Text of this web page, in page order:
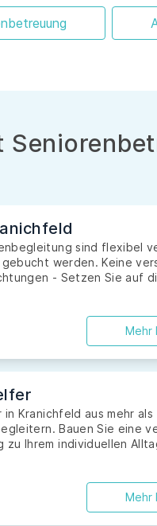
sind flexibel
werden. Keine
- Setzen Sie auf
Mehr
Kranichfeld aus mehr als
Bauen Sie eine
zu Ihrem individuellen
Mehr